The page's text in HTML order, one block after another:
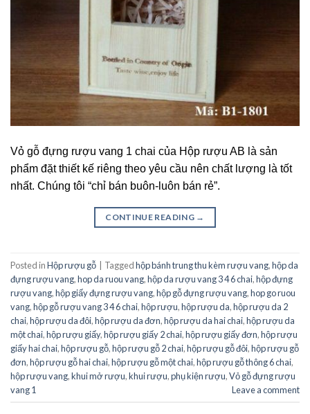
Vỏ gỗ đựng rượu vang 1 chai của Hộp rượu AB là sản
phẩm đặt thiết kế riêng theo yêu cầu nên chất lượng là tốt
nhất. Chúng tôi “chỉ bán buôn-luôn bán rẻ”.
CONTINUE READING →
Posted inHộp rượu gỗ | Taggedhộp bánh trung thu kèm rượu vang,hộp da
đựng rượu vang,hop da ruou vang,hộp da rượu vang 3 4 6 chai,hộp đựng
rượu vang,hộp giấy đựng rượu vang,hộp gỗ đựng rượu vang,hop go ruou
vang,hộp gỗ rượu vang 3 4 6 chai,hộp rượu,hộp rượu da,hộp rượu da 2
chai,hộp rượu da đôi,hộp rượu da đơn,hộp rượu da hai chai,hộp rượu da
một chai,hộp rượu giấy,hộp rượu giấy 2 chai,hộp rượu giấy đơn,hộp rượu
giấy hai chai,hộp rượu gỗ,hộp rượu gỗ 2 chai,hộp rượu gỗ đôi,hộp rượu gỗ
đơn,hộp rượu gỗ hai chai,hộp rượu gỗ một chai,hộp rượu gỗ thông 6 chai,
hộp rượu vang,khui mở rượu,khui rượu,phụ kiện rượu,Vỏ gỗ đựng rượu
vang 1
Leave a comment